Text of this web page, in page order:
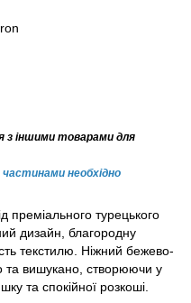
з іншими товарами для
необхідно
преміального турецького
дизайн, благородну
текстилю. Ніжний бежево-
та вишукано, створюючи у
та спокійної розкоші.